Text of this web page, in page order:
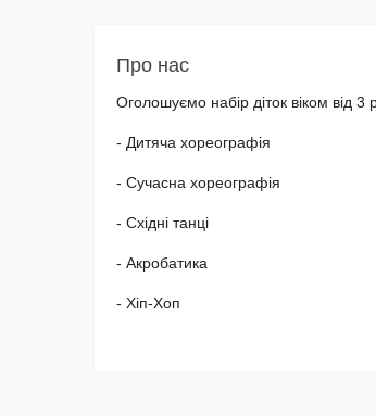
Про нас
Оголошуємо набір діток віком від 3
- Дитяча хореографія
- Сучасна хореографія
- Східні танці
- Акробатика
- Хіп-Хоп